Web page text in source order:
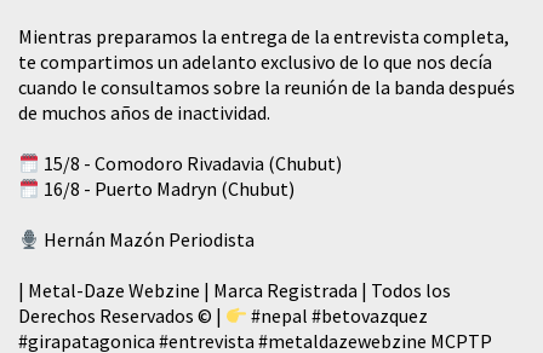
Mientras preparamos la entrega de la entrevista completa,
te compartimos un adelanto exclusivo de lo que nos decía
cuando le consultamos sobre la reunión de la banda después
de muchos años de inactividad.
15/8 - Comodoro Rivadavia (Chubut)
16/8 - Puerto Madryn (Chubut)
Hernán Mazón Periodista
| Metal-Daze Webzine | Marca Registrada | Todos los
Derechos Reservados © |
#nepal #betovazquez
#girapatagonica #entrevista #metaldazewebzine MCPTP